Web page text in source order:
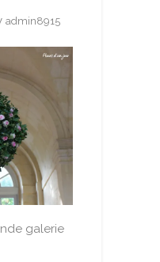
admin8915
galerie